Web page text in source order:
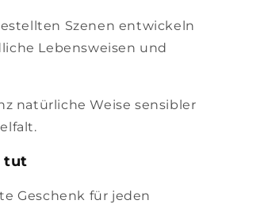
Szenen entwickeln
Lebensweisen und
natürliche Weise sensibler
tut
Geschenk für jeden